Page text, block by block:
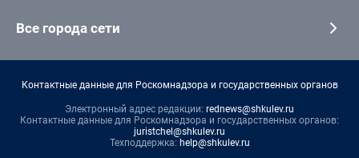
Все города сети
Контактные данные для Роскомнадзора и государственных органов
Электронный адрес редакции: rednews@shkulev.ru
Контактные данные для Роскомнадзора и государственных органов:
juristchel@shkulev.ru
Техподдержка: help@shkulev.ru